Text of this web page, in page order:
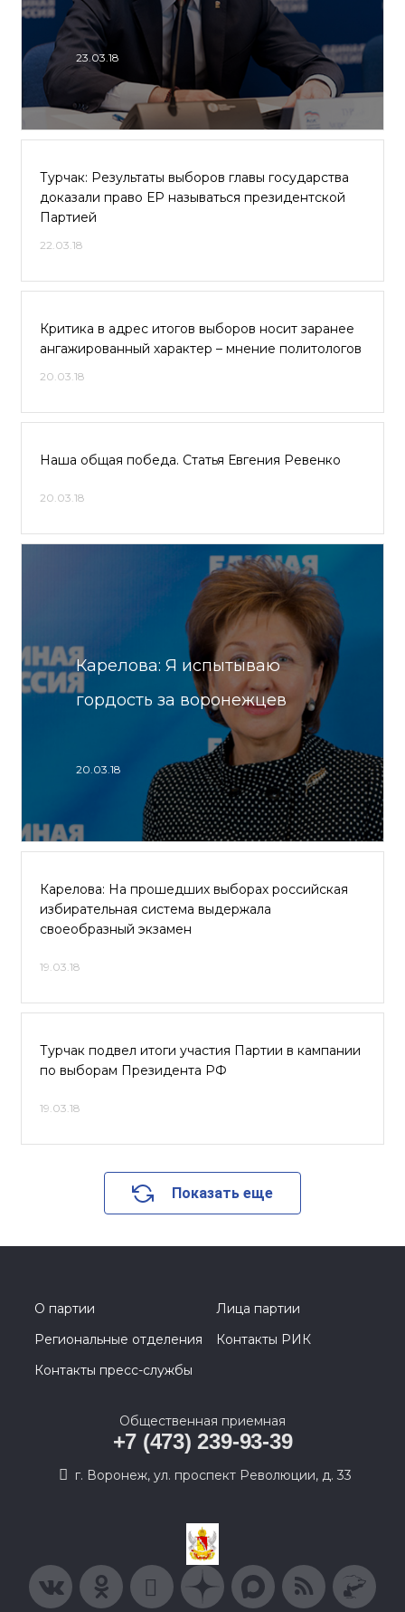
23.03.18
Турчак: Результаты выборов главы государства
доказали право ЕР называться президентской
Партией
22.03.18
Критика в адрес итогов выборов носит заранее
ангажированный характер – мнение политологов
20.03.18
Наша общая победа. Статья Евгения Ревенко
20.03.18
Карелова: Я испытываю
гордость за воронежцев
20.03.18
Карелова: На прошедших выборах российская
избирательная система выдержала
своеобразный экзамен
19.03.18
Турчак подвел итоги участия Партии в кампании
по выборам Президента РФ
19.03.18
Показать еще
О партии
Лица партии
Региональные отделения
Контакты РИК
Контакты пресс-службы
Общественная приемная
+7 (473) 239-93-39
г. Воронеж, ул. проспект Революции, д. 33